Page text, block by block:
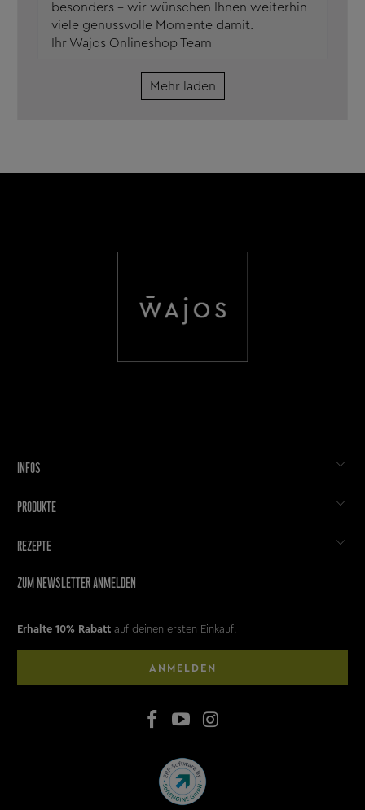
besonders – wir wünschen Ihnen weiterhin
viele genussvolle Momente damit.
Ihr Wajos Onlineshop Team
Mehr laden
INFOS
PRODUKTE
REZEPTE
ZUM NEWSLETTER ANMELDEN
Erhalte 10% Rabatt auf deinen ersten Einkauf.
ANMELDEN